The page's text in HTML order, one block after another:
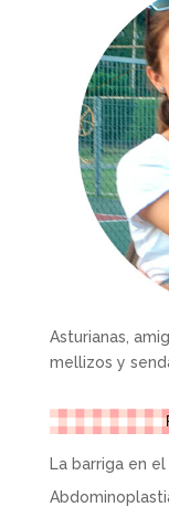
Asturianas,
mellizos y
La barriga en